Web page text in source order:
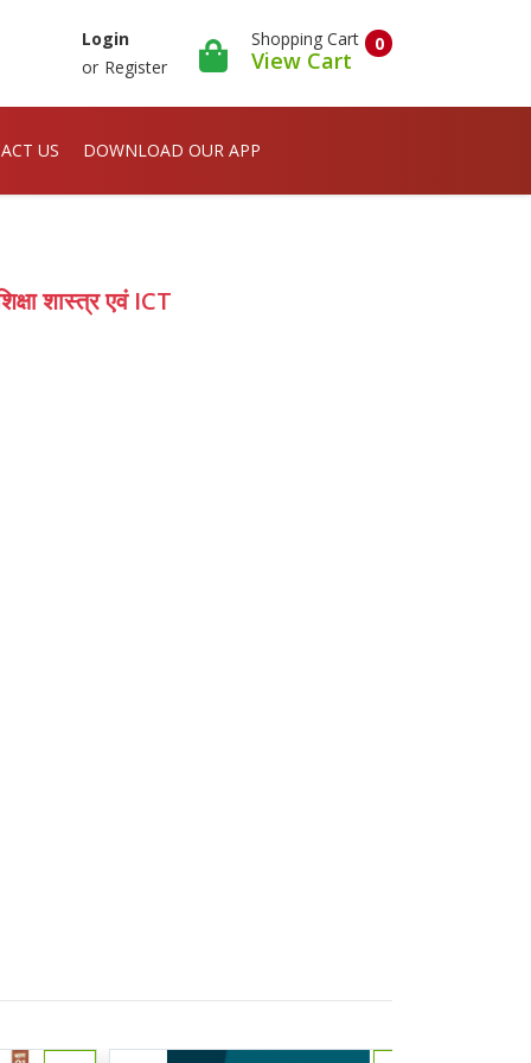
Login
or Register
0
Shopping Cart
View Cart
US DOWNLOAD OUR APP
शास्त्र एवं ICT